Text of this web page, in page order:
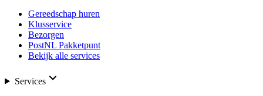
Gereedschap huren
Klusservice
Bezorgen
PostNL Pakketpunt
Bekijk alle services
Services